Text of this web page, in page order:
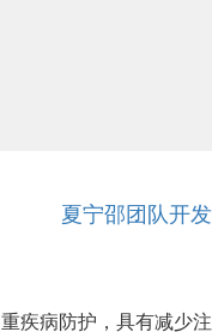
夏宁邵团队开
疾病防护，具有减少